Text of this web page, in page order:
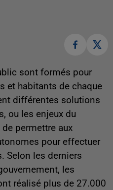
sont formés pour
et habitants de chaque
différentes solutions
ou les enjeux du
permettre aux
pour effectuer
Selon les derniers
les
réalisé plus de 27.000